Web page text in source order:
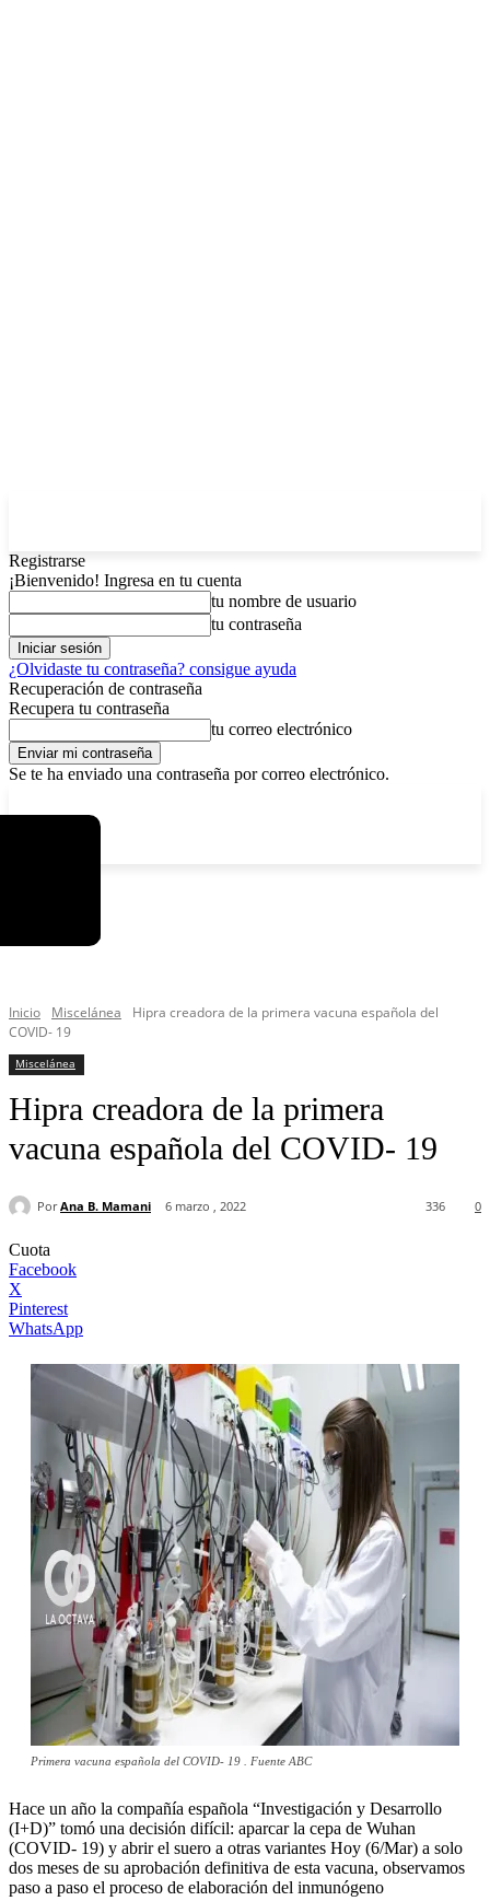
Registrarse
¡Bienvenido! Ingresa en tu cuenta
tu nombre de usuario
tu contraseña
¿Olvidaste tu contraseña? consigue ayuda
Recuperación de contraseña
Recupera tu contraseña
tu correo electrónico
Se te ha enviado una contraseña por correo electrónico.
Inicio Miscelánea
Hipra creadora de la primera vacuna española del
COVID- 19
Miscelánea
Hipra creadora de la primera
vacuna española del COVID- 19
Por Ana B. Mamani 6 marzo , 2022 0
336
Cuota
Facebook
X
Pinterest
WhatsApp
Primera vacuna española del COVID- 19 . Fuente ABC
Hace un año la compañía española “Investigación y Desarrollo
(I+D)” tomó una decisión difícil: aparcar la cepa de Wuhan
(COVID- 19) y abrir el suero a otras variantes Hoy (6/Mar) a solo
dos meses de su aprobación definitiva de esta vacuna, observamos
paso a paso el proceso de elaboración del inmunógeno